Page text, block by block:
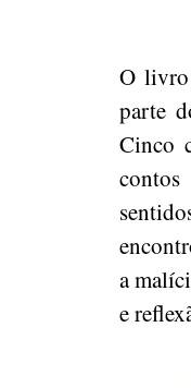
O
parte
Cinco
a
e